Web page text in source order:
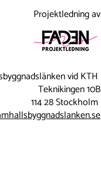
Projektledning av
vid KTH
Teknikingen 10B
114 28 Stockholm